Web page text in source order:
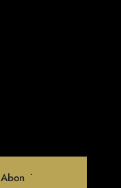
Abonniere unseren